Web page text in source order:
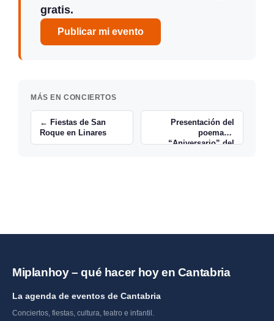
gratis.
Publicar mi evento
MÁS EN CONCIERTOS
← Fiestas de San
Roque en Linares
Presentación del
poemario
“Aniversario” del
Miplanhoy – qué hacer hoy en Cantabria
La agenda de eventos de Cantabria
Conciertos, fiestas, cultura, teatro e infantil.